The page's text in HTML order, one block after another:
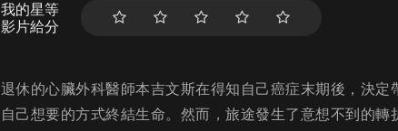
我的星等
影片給分
退休的心臟外科醫師本吉文斯在得知自己癌症末期後，決
自己想要的方式終結生命。然而，旅途發生了意想不到的